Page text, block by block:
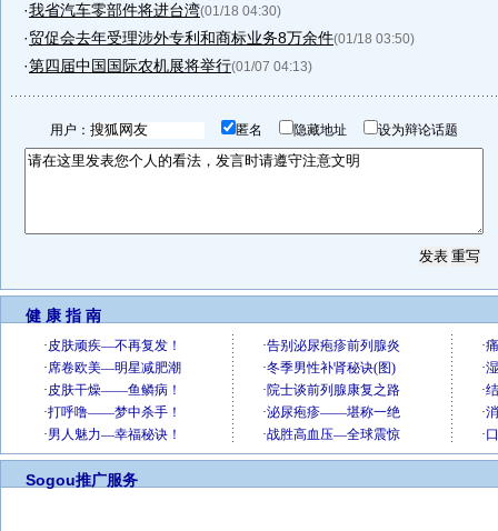
·我省汽车零部件将进台湾(01/18 04:30)
·贸促会去年受理涉外专利和商标业务8万余件(01/18 03:50)
·第四届中国国际农机展将举行(01/07 04:13)
用户： 匿名 隐藏地址 设为辩论话题
健 康 指 南
Sogou推广服务